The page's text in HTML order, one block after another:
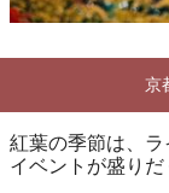
京
紅葉の季節は、
イベントが盛りだ